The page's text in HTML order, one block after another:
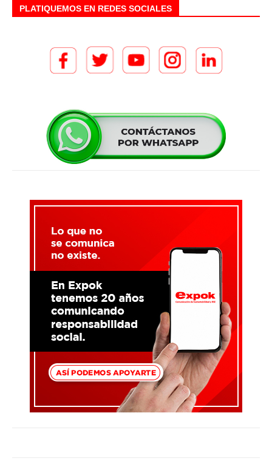
PLATIQUEMOS EN REDES SOCIALES